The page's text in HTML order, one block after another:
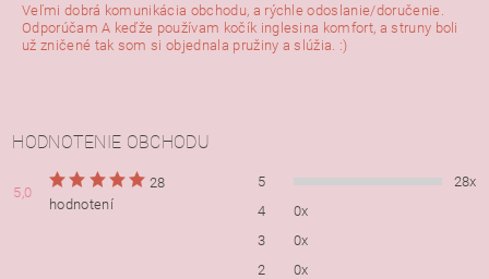
Veľmi dobrá komunikácia obchodu, a rýchle odoslanie/doručenie.
Odporúčam A keďže používam kočík inglesina komfort, a struny boli
už zničené tak som si objednala pružiny a slúžia. :)
HODNOTENIE OBCHODU
5,0
28
hodnotení
5
28x
4
0x
3
0x
2
0x